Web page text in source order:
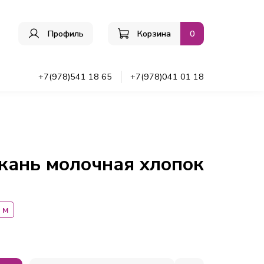
Профиль Корзина 0
+7(978)541 18 65 +7(978)041 01 18
молочная хлопок
м